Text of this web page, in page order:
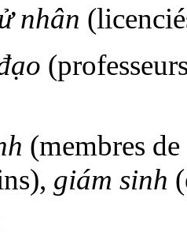
nhân
(membres
giám sinh